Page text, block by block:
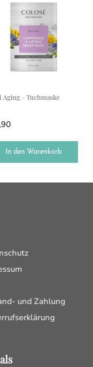
Aging – Tuchmaske
In den Warenkorb
und Zahlung